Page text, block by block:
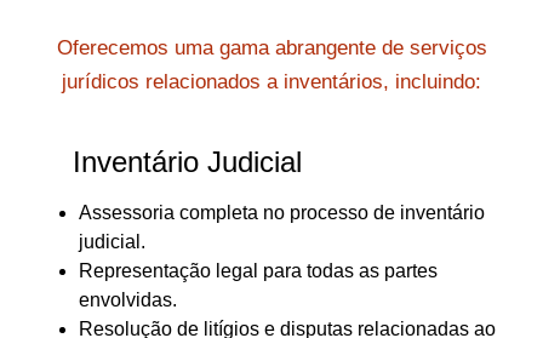
Oferecemos uma gama abrangente de serviços
jurídicos relacionados a inventários, incluindo:
Inventário Judicial
Assessoria completa no processo de inventário
judicial.
Representação legal para todas as partes
envolvidas.
Resolução de litígios e disputas relacionadas ao